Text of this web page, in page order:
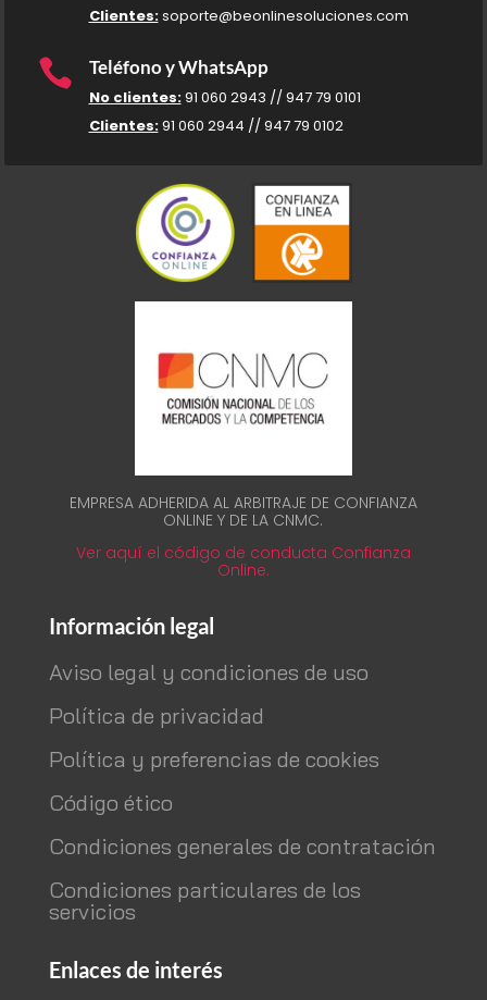
Clientes:soporte@beonlinesoluciones.com
 Teléfono y WhatsApp
No clientes:91 060 2943 // 947 79 0101
Clientes:91 060 2944 // 947 79 0102
EMPRESA ADHERIDA AL ARBITRAJE DE CONFIANZA
ONLINE Y DE LA CNMC.
Ver aquí el código de conducta Confianza
Online.
Información legal
Aviso legal y condiciones de uso
Política de privacidad
Política y preferencias de cookies
Código ético
Condiciones generales de contratación
Condiciones particulares de los
servicios
Enlaces de interés